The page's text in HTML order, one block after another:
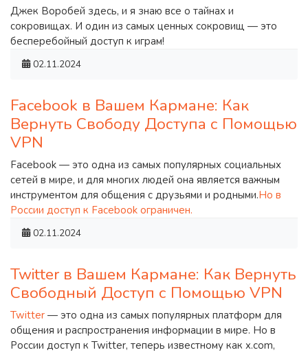
Джек Воробей здесь, и я знаю все о тайнах и
сокровищах. И один из самых ценных сокровищ — это
бесперебойный доступ к играм!
02.11.2024
Facebook в Вашем Кармане: Как
Вернуть Свободу Доступа с Помощью
VPN
Facebook — это одна из самых популярных социальных
сетей в мире, и для многих людей она является важным
инструментом для общения с друзьями и родными.Но в
России доступ к Facebook ограничен.
02.11.2024
Twitter в Вашем Кармане: Как Вернуть
Свободный Доступ с Помощью VPN
Twitter — это одна из самых популярных платформ для
общения и распространения информации в мире. Но в
России доступ к Twitter, теперь известному как x.com,